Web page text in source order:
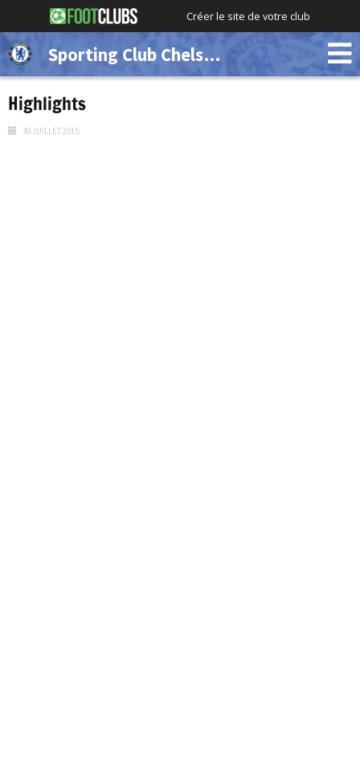
Créer le site de votre club
Sporting Club Chelsea (Démo)
Highlights
30 JUILLET 2015